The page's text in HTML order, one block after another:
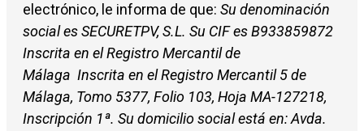
electrónico, le informa de que: Su denominación
social es SECURETPV, S.L. Su CIF es B933859872
Inscrita en el Registro Mercantil de
Málaga Inscrita en el Registro Mercantil 5 de
Málaga, Tomo 5377, Folio 103, Hoja MA-127218,
Inscripción 1ª. Su domicilio social está en: Avda.